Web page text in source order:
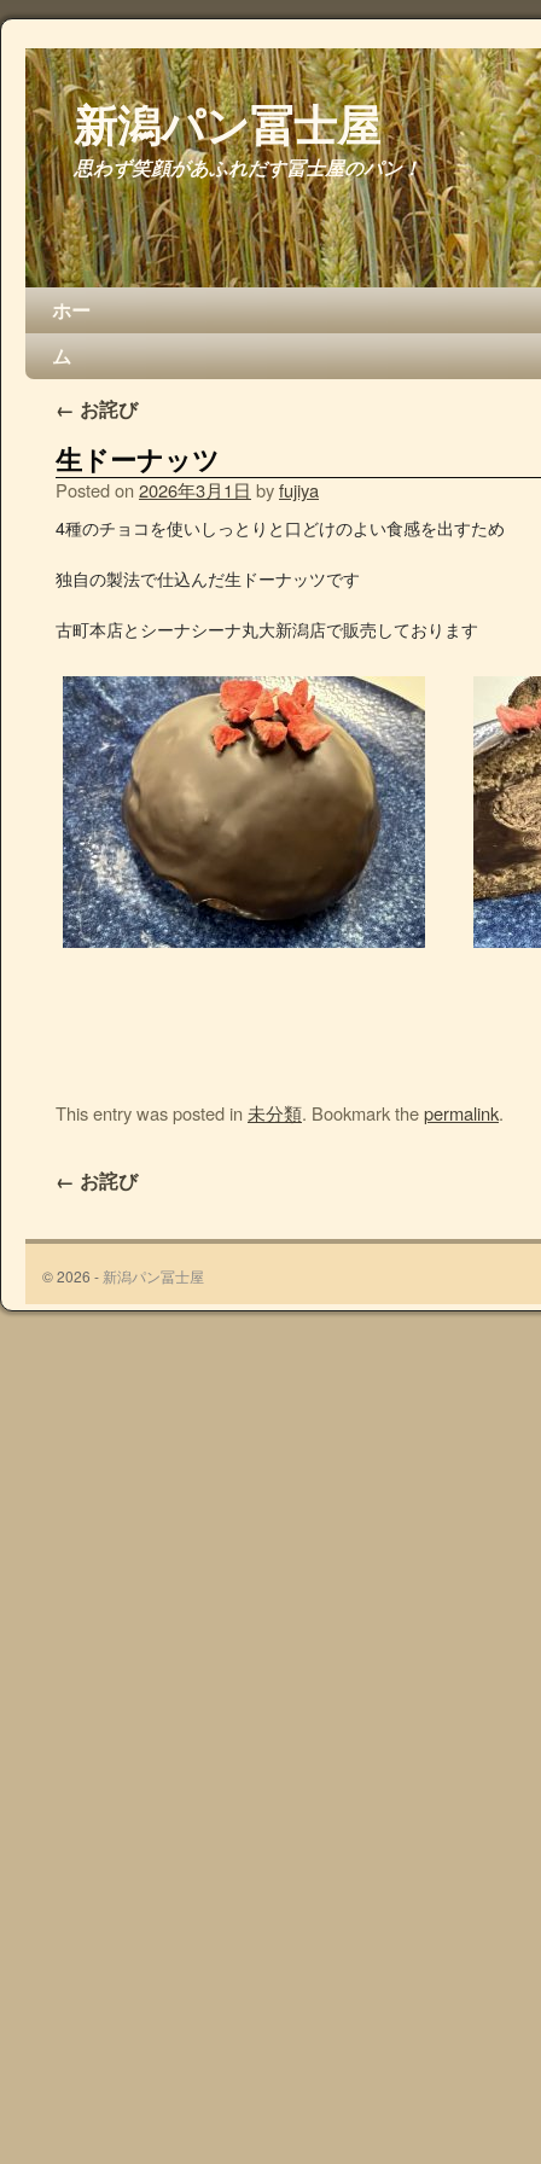
新潟パン冨士屋
思わず笑顔があふれだす冨士屋のパン！
ホー
ム
← お詫び
生ドーナッツ
Posted on 2026年3月1日 byfujiya
4種のチョコを使いしっとりと口どけのよい食感を出すため
独自の製法で仕込んだ生ドーナッツです
古町本店とシーナシーナ丸大新潟店で販売しております
This entry was posted in 未分類. Bookmark thepermalink.
← お詫び
© 2026 - 新潟パン冨士屋